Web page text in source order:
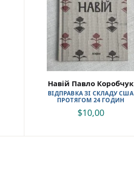
Навій Павло Коробчук
ВІДПРАВКА ЗІ СКЛАДУ США
ПРОТЯГОМ 24 ГОДИН
$10,00